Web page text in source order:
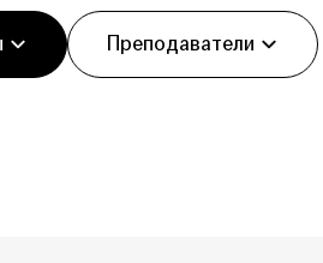
Преподаватели